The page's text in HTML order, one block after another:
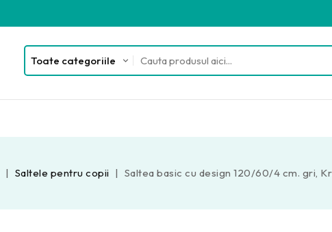
Saltele pentru copii Saltea basic cu design 120/60/4 cm. gri,